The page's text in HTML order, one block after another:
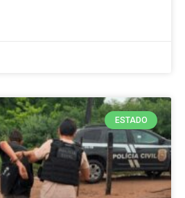
ESTADO